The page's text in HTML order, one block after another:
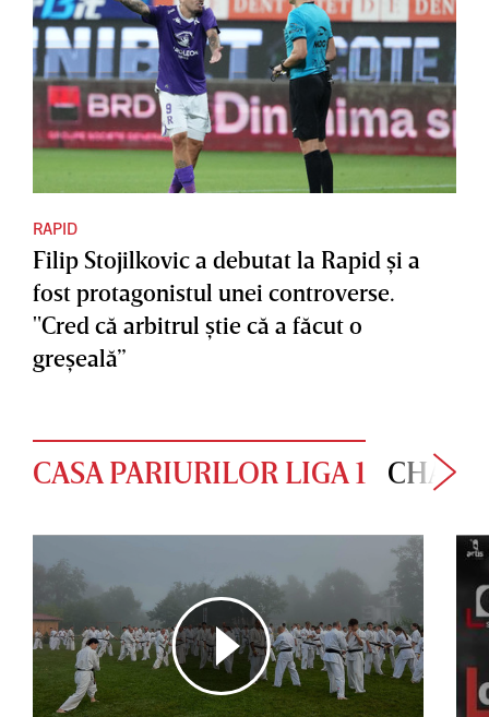
RAPID
Filip Stojilkovic a debutat la Rapid şi a
fost protagonistul unei controverse.
"Cred că arbitrul ştie că a făcut o
greşeală”
CASA PARIURILOR LIGA 1